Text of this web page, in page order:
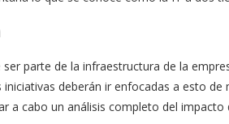
ser parte de la infraestructura de la
deberán ir enfocadas a esto
a cabo un análisis completo del